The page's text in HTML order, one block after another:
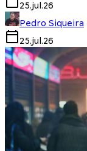
25.jul.26
Pedro Siqueira
25.jul.26